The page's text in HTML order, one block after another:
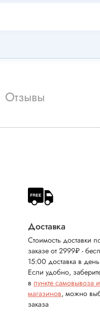
Отзывы
Доставка
Стоимость доставки
заказе от 2999₽ -
15:00 доставка в
Если удобно,
в пункте
магазинов, можно
заказа